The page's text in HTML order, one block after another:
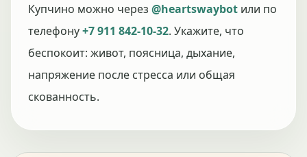
Купчино можно через @heartswaybot или по
телефону+7 911 842-10-32. Укажите, что
беспокоит: живот, поясница, дыхание,
напряжение после стресса или общая
скованность.